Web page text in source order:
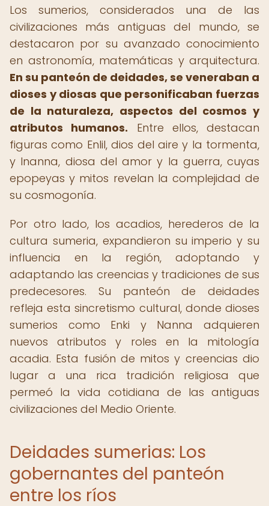
Los sumerios, considerados una de las
civilizaciones más antiguas del mundo, se
destacaron por su avanzado conocimiento
en astronomía, matemáticas y arquitectura.
En su panteón de deidades, se veneraban a
dioses y diosas que personificaban fuerzas
de la naturaleza, aspectos del cosmos y
atributos humanos. Entre ellos, destacan
figuras como Enlil, dios del aire y la tormenta,
y Inanna, diosa del amor y la guerra, cuyas
epopeyas y mitos revelan la complejidad de
su cosmogonía.
Por otro lado, los acadios, herederos de la
cultura sumeria, expandieron su imperio y su
influencia en la región, adoptando y
adaptando las creencias y tradiciones de sus
predecesores. Su panteón de deidades
refleja esta sincretismo cultural, donde dioses
sumerios como Enki y Nanna adquieren
nuevos atributos y roles en la mitología
acadia. Esta fusión de mitos y creencias dio
lugar a una rica tradición religiosa que
permeó la vida cotidiana de las antiguas
civilizaciones del Medio Oriente.
Deidades sumerias: Los
gobernantes del panteón
entre los ríos